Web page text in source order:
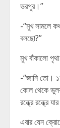
ভরপুর।”
-“মুখ সামলে
বলছো?”
মুখ বাঁকালো
-“জানি তো।
কোল থেকে
রন্ধ্রে রন্ধ্রে
এবার যেন